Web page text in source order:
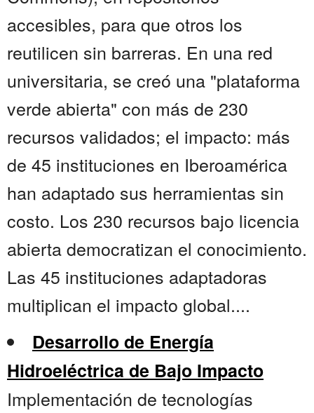
accesibles, para que otros los
reutilicen sin barreras. En una red
universitaria, se creó una "plataforma
verde abierta" con más de 230
recursos validados; el impacto: más
de 45 instituciones en Iberoamérica
han adaptado sus herramientas sin
costo. Los 230 recursos bajo licencia
abierta democratizan el conocimiento.
Las 45 instituciones adaptadoras
multiplican el impacto global....
Desarrollo de Energía
Hidroeléctrica de Bajo Impacto
Implementación de tecnologías